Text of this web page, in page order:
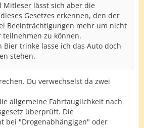
Mitleser lässt sich aber die
Gesetzes erkennen, den der
Beeinträchtigungen mehr um nicht
teilnehmen zu können.
Bier trinke lasse ich das Auto doch
stehen.
Du verwechselst da zwei
allgemeine Fahrtauglichkeit nach
überprüft. Die
bei "Drogenabhängigen" oder